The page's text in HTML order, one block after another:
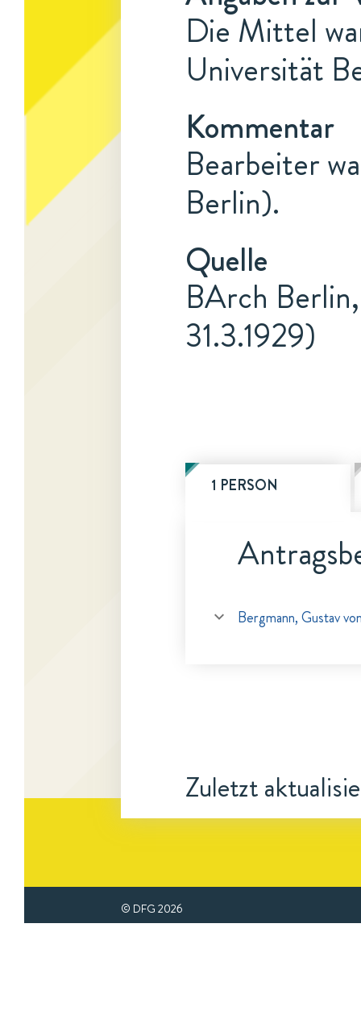
Die Mittel
Universität
Kommentar
Bearbeiter
Berlin).
Quelle
BArch
31.3.1929)
1 PERSON
Bergmann, Gustav
Zuletzt
© DFG 2026